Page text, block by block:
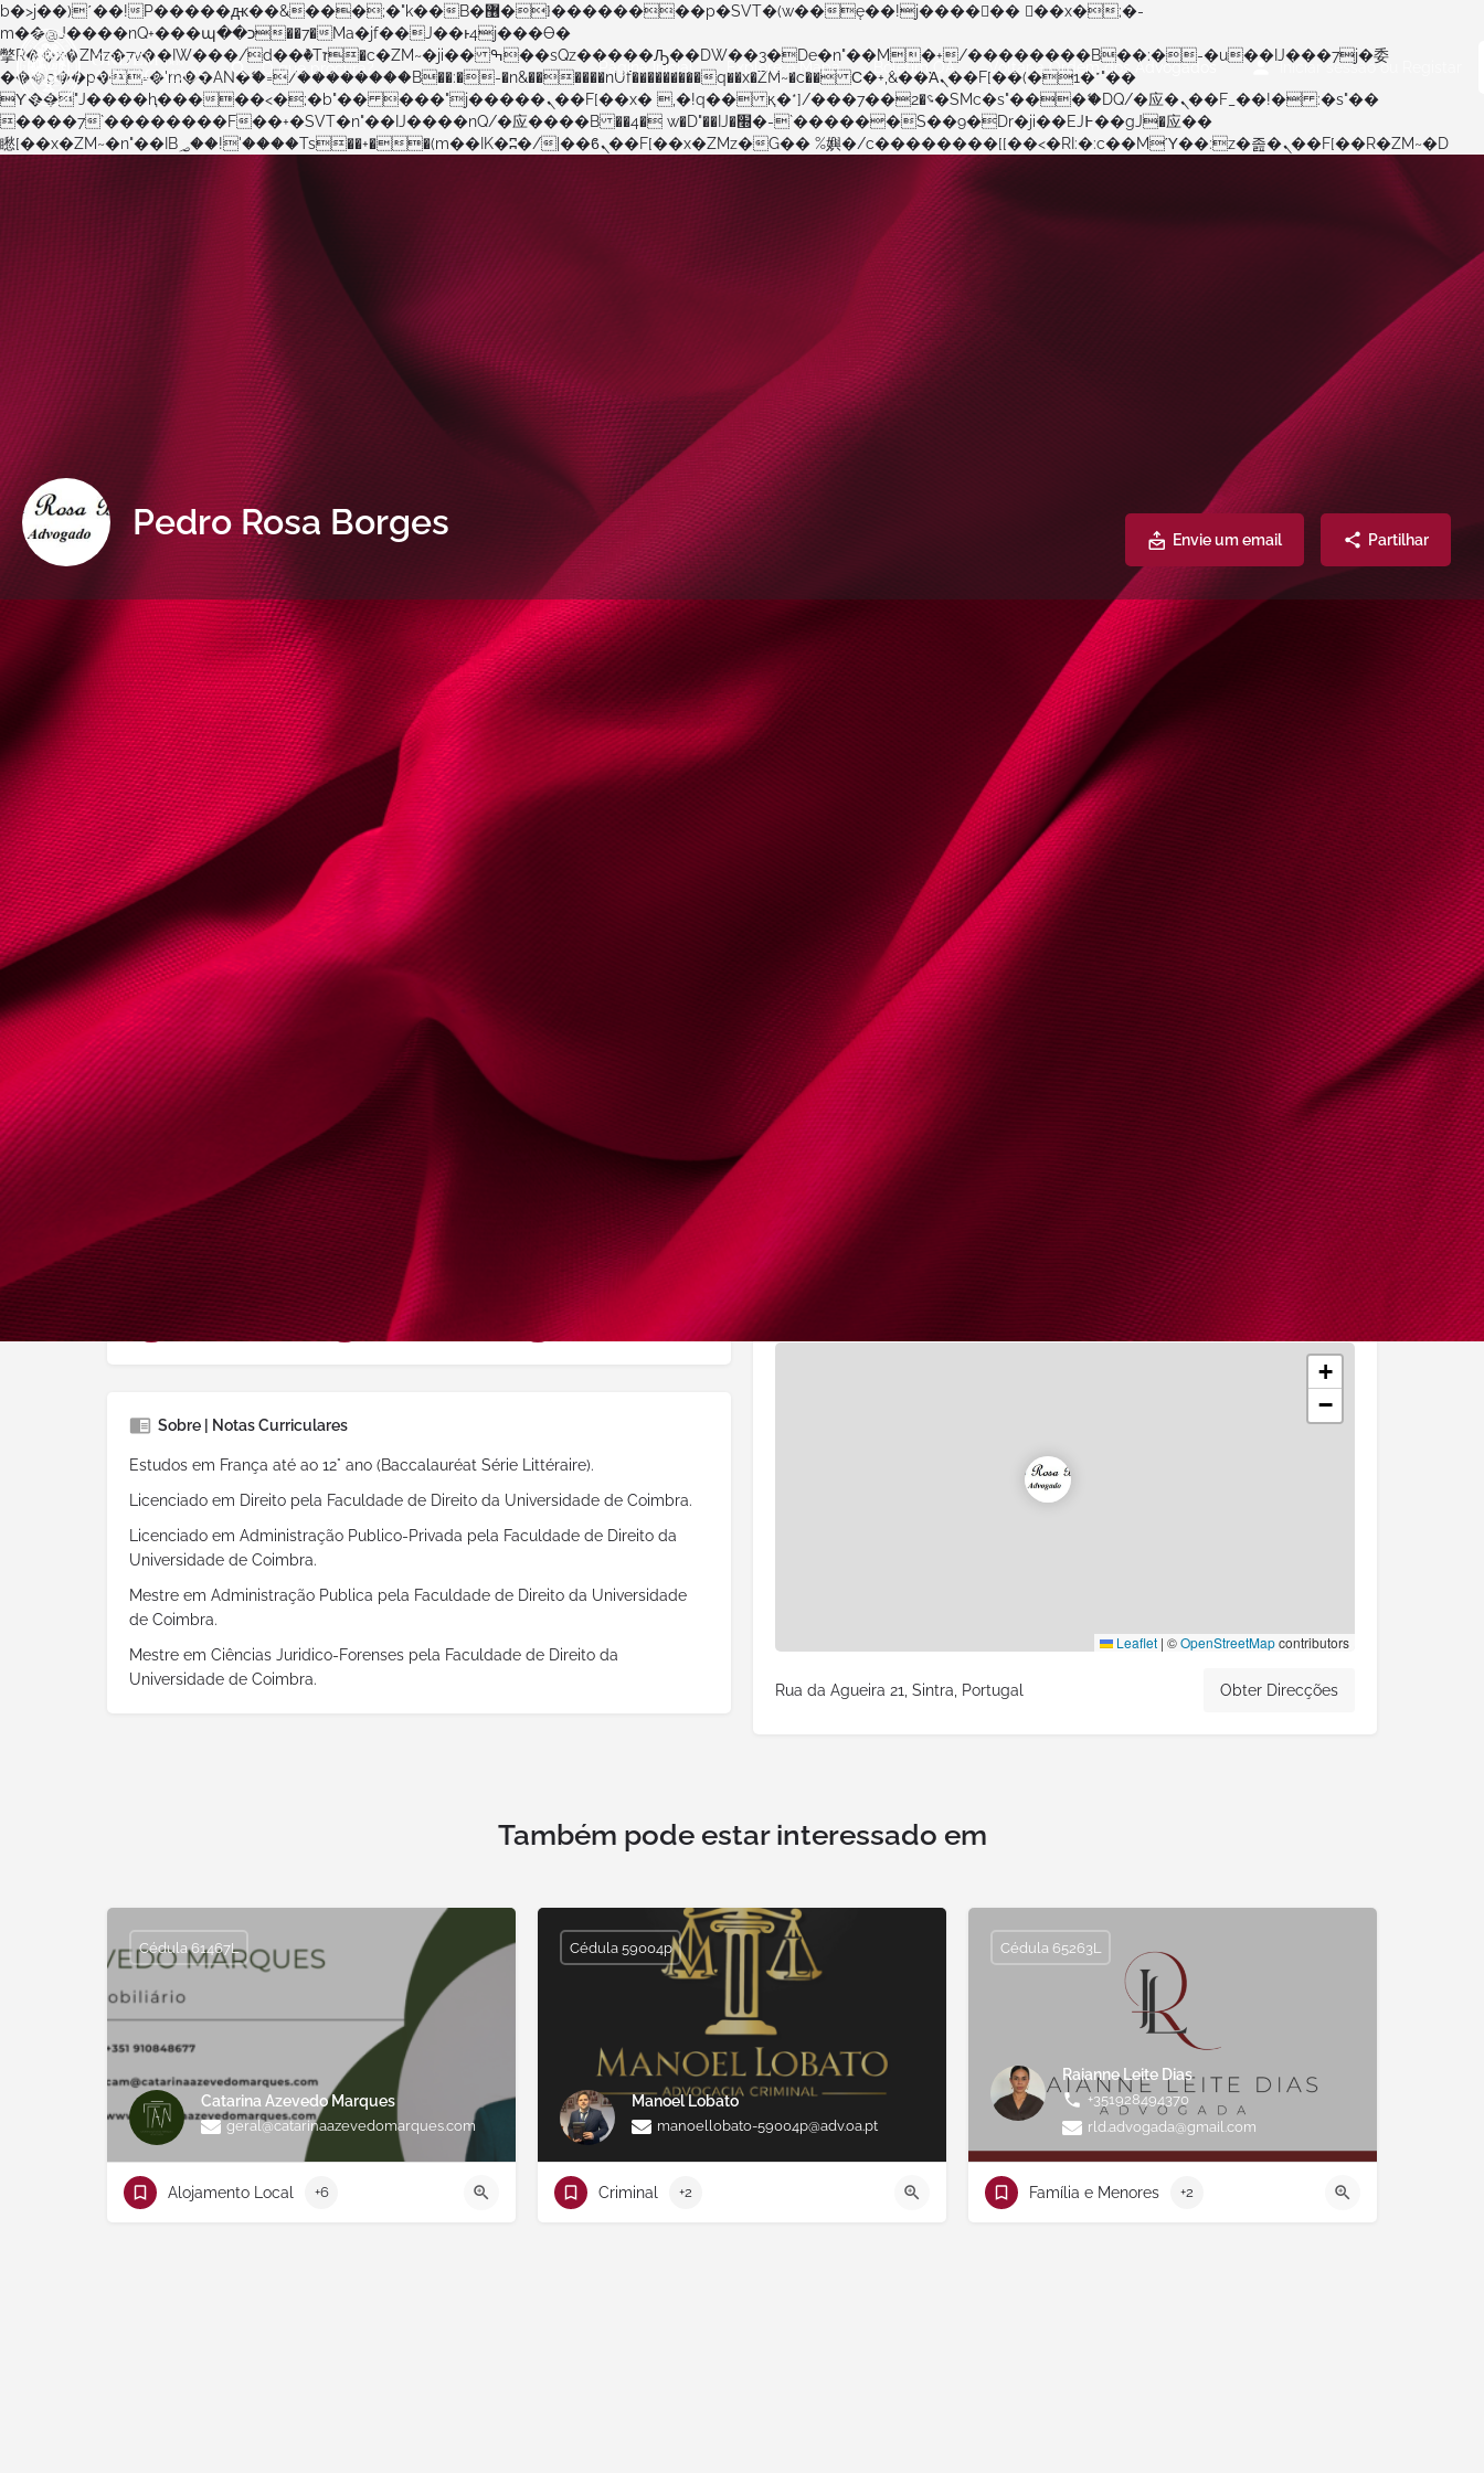
b�>j��)΄��!P�����ԫ��&���;�"k��B�޶�}��������p�SVT�(w��ę��!j������ ��x�;�-
m��@J����nQ+���պ��כ��7�Ma�jf��J��ͱ4j���Ѳ�
撆R��x�ZMz�7v��IW���/d��ٞ�Тז�c�ZM~�ji�� ߒ��sQz�����Ԡ��DW��3�De�n"��M�+/��������B��:�-�u��IJ���7j�委
���9��p�=�'m��AN�ޭ�=/��������B��:�-�n&������nUf���������q��x�ZM~�c�� Ϲ�+,&��Ὰܢ��F[��(�1�*"��
ϒ��"J����ԧ�����<�;�b"�� ���"j�����ܢ��F[��x� ,�!q�� қ�*]/���؝�2��7�SMc�s"���ޭ�DQ/�应�ܢ��F_��!� :�s"��
����7`��������F��+�SVT�n"��IJ����nQ/�应����B ��4� w�D"��IJ�׭�-`������S��9�Dr�ji��EJ߅��gJ�应��
矁[��x�ZM~�n"��IB؃��!'����Тѕ��+��(m��IK�ʭ�/|��ϐܢ��F[��x�ZMz�G�� %嬩�/c��������[[��<�RI:�:c��MΎ��:z�졾�ܢ��F[��R�ZM~�D
Página Inicial Explore o Mapa Boletim OA Voltar à Ordem dos Advogados Iniciar sessão ou
Pedro Rosa Borges Envie um email Partilhar
Informações Documentos & Multimédia
Envie um email Website Encontrou um erro? Reporte Partilhe
Sobre | Detalhes
Nome: Pedro Rosa Borges
Cédula Profissional nº 64161L
Conselho Regional
Idiomas Falados:
Áreas de Prática
Administrativo e Direito Público Contencioso tributário
Criminal Fiscal Sucessões
Trabalho
Sobre | Notas Curriculares
Estudos em França até ao 12° ano (Baccalauréat Série Littéraire).
Licenciado em Direito pela Faculdade de Direito da Universidade de Coimbra.
Licenciado em Administração Publico-Privada pela Faculdade de Direito da
Universidade de Coimbra.
Mestre em Administração Publica pela Faculdade de Direito da Universidade
de Coimbra.
Mestre em Ciências Juridico-Forenses pela Faculdade de Direito da
Universidade de Coimbra.
+351918869474
Email pborges-64161L@adv.oa.pt
Websitehttps://www.pedrorosaborgesadvogado.com
Endereço
Rua da Agueira n°21, 2710-096, Cabriz
Distrito:
+
−
Leaflet | ©OpenStreetMapcontributors
Rua da Agueira 21, Sintra, Portugal Obter Direcções
Também pode estar interessado em
Catarina Azevedo Marques
geral@catarinaazevedomarques.com
Cédula 61467L
Alojamento Local +6
Manoel Lobato
manoellobato-59004p@adv.oa.pt
Cédula 59004p
Criminal +2
Raianne Leite Dias
+351928494370
rld.advogada@gmail.com
Cédula 65263L
Família e Menores +2